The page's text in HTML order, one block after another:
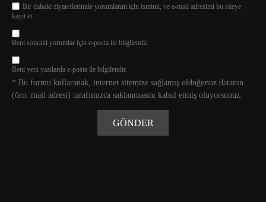
Bir dahaki ziyaretlerimde yorumlarım için ismimi, ve e-mail adresimi bu siteye
kayıt et.
Beni sonraki yorumlar için e-posta ile bilgilendir.
Beni yeni yazılarda e-posta ile bilgilendir.
* Bu formu kullaranak, internet sitemize sağlamış olduğunuz datanın
(örn. mail adresi) tarafımızca saklanmasını kabul etmiş oluyorsunuz.